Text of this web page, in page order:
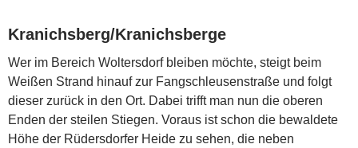
Kranichsberg/Kranichsberge
Wer im Bereich Woltersdorf bleiben möchte, steigt beim
Weißen Strand hinauf zur Fangschleusenstraße und folgt
dieser zurück in den Ort. Dabei trifft man nun die oberen
Enden der steilen Stiegen. Voraus ist schon die bewaldete
Höhe der Rüdersdorfer Heide zu sehen, die neben